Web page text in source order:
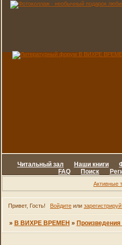
Читальный зал Наши книги
FAQ
Поиск
Активные
Привет, Гость! Войдитеили
» В ВИХРЕ ВРЕМЕН »